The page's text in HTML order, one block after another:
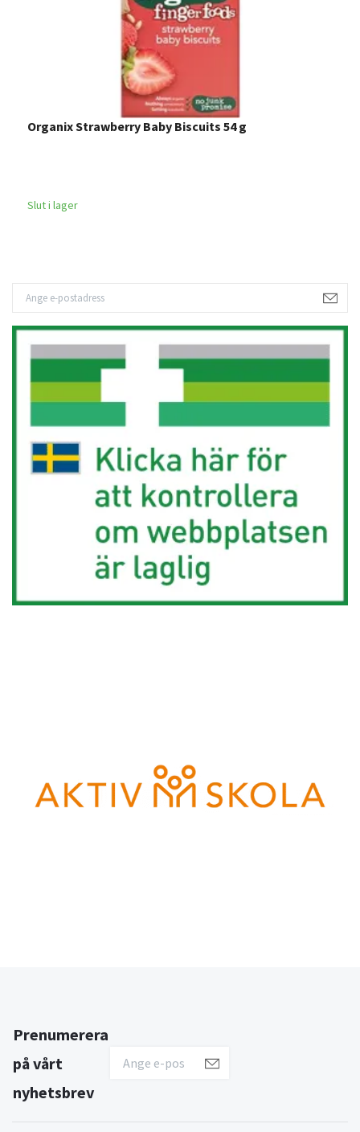
Organix Strawberry Baby Biscuits 54 g
Slut i lager
Prenumerera
på vårt
nyhetsbrev